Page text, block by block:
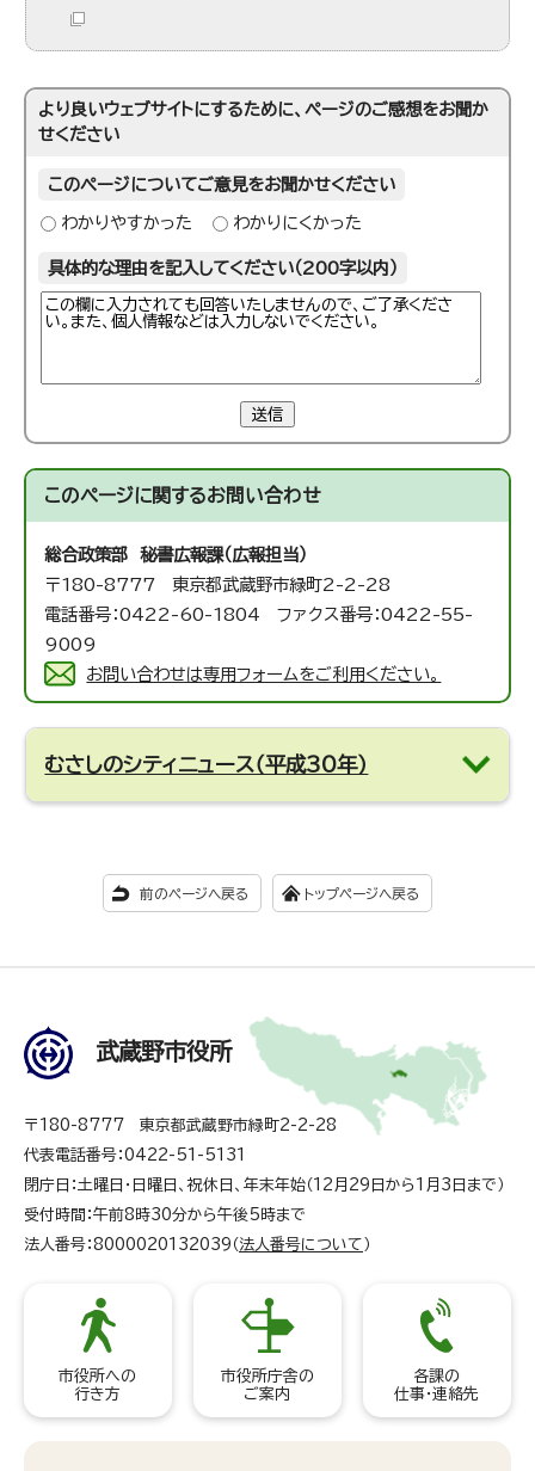
より良いウェブサイトにするために、ページのご感想をお聞か
せください
このページについてご意見をお聞かせください
わかりやすかった わかりにくかった
具体的な理由を記入してください（200字以内）
送信
このページに関するお問い合わせ
総合政策部 秘書広報課（広報担当）
〒180-8777 東京都武蔵野市緑町2-2-28
電話番号：0422-60-1804 ファクス番号：0422-55-
9009
お問い合わせは専用フォームをご利用ください。
むさしのシティニュース（平成30年）
前のページへ戻る トップページへ戻る
武蔵野市役所
〒180-8777 東京都武蔵野市緑町2-2-28
代表電話番号：0422-51-5131
閉庁日：土曜日・日曜日、祝休日、年末年始（12月29日から1月3日まで）
受付時間：午前8時30分から午後5時まで
法人番号：8000020132039（ 法人番号について ）
市役所への
行き方
市役所庁舎の
ご案内
各課の
仕事・連絡先